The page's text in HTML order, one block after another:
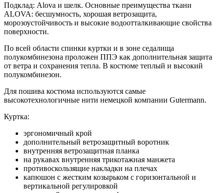
Подклад: Alova и шелк. Основные преимущества ткани
ALOVA: бесшумность, хорошая ветрозащита,
морозоустойчивость и высокие водоотталкивающие свойства
поверхности.
По всей области спинки куртки и в зоне седалища
полукомбинезона проложен ППЭ как дополнительная защита
от ветра и сохранения тепла. В костюме теплый и высокий
полукомбинезон.
Для пошива костюма используются самые
высокотехнологичные нити немецкой компании Gutermann.
Куртка:
эргономичный крой
дополнительный ветрозащитный воротник
внутренняя ветрозащитная планка
на рукавах внутренняя трикотажная манжета
противоскользящие накладки на плечах
капюшон с жестким козырьком с горизонтальной и
вертикальной регулировкой